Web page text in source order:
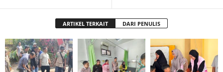
ARTIKEL TERKAIT DARI PENULIS